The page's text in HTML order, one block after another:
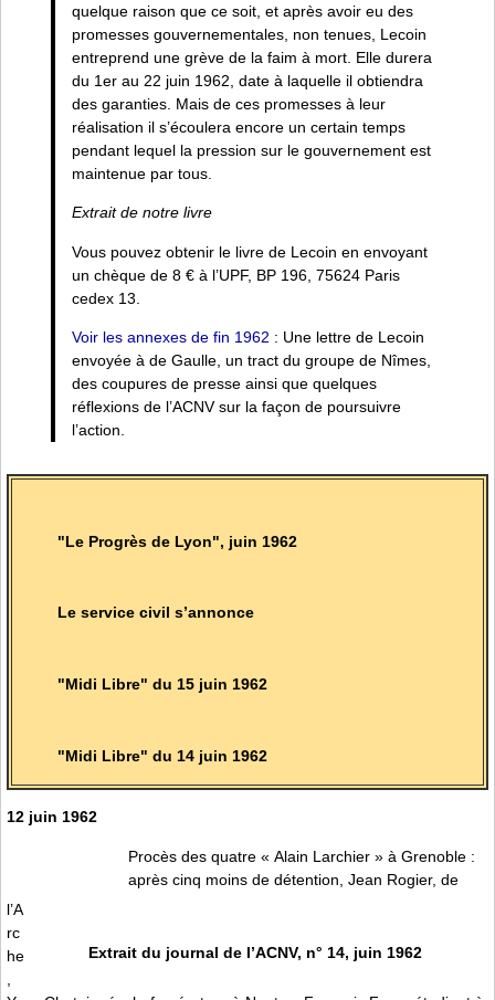
quelque raison que ce soit, et après avoir eu des
promesses gouvernementales, non tenues, Lecoin
entreprend une grève de la faim à mort. Elle durera
du 1er au 22 juin 1962, date à laquelle il obtiendra
des garanties. Mais de ces promesses à leur
réalisation il s’écoulera encore un certain temps
pendant lequel la pression sur le gouvernement est
maintenue par tous.
Extrait de notre livre
Vous pouvez obtenir le livre de Lecoin en envoyant
un chèque de 8 € à l’UPF, BP 196, 75624 Paris
cedex 13.
Voir les annexes de fin 1962 : Une lettre de Lecoin
envoyée à de Gaulle, un tract du groupe de Nîmes,
des coupures de presse ainsi que quelques
réflexions de l’ACNV sur la façon de poursuivre
l’action.
"Le Progrès de Lyon", juin 1962
Le service civil s’annonce
"Midi Libre" du 15 juin 1962
"Midi Libre" du 14 juin 1962
12 juin 1962
Extrait du journal de l’ACNV, n° 14, juin 1962
Procès des quatre « Alain Larchier » à Grenoble :
après cinq moins de détention, Jean Rogier, de
l’A
rc
he
,